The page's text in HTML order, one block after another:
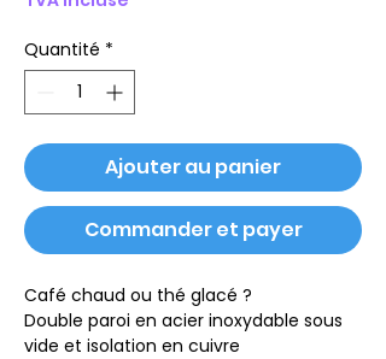
Quantité *
Ajouter au panier
Commander et payer
Café chaud ou thé glacé ?
Double paroi en acier inoxydable sous
vide et isolation en cuivre